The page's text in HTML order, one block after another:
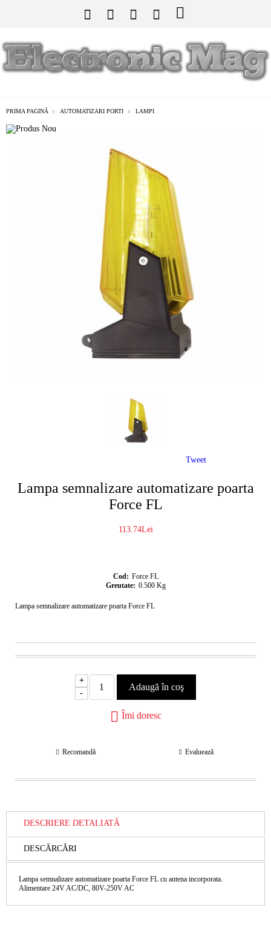
PRIMA PAGINĂ AUTOMATIZARI PORTI LAMPI
Lampa semnalizare automatizare poarta
Force FL
113.74Lei
Cod: Force FL
Greutate: 0.500 Kg
Lampa semnalizare automatizare poarta Force FL
+
-
Îmi doresc
Recomandă Evaluează
Tweet
DESCRIERE DETALIATĂ
DESCĂRCĂRI
Lampa semnalizare automatizare poarta Force FL cu antena incorporata.
Alimentare 24V AC/DC, 80V-250V AC